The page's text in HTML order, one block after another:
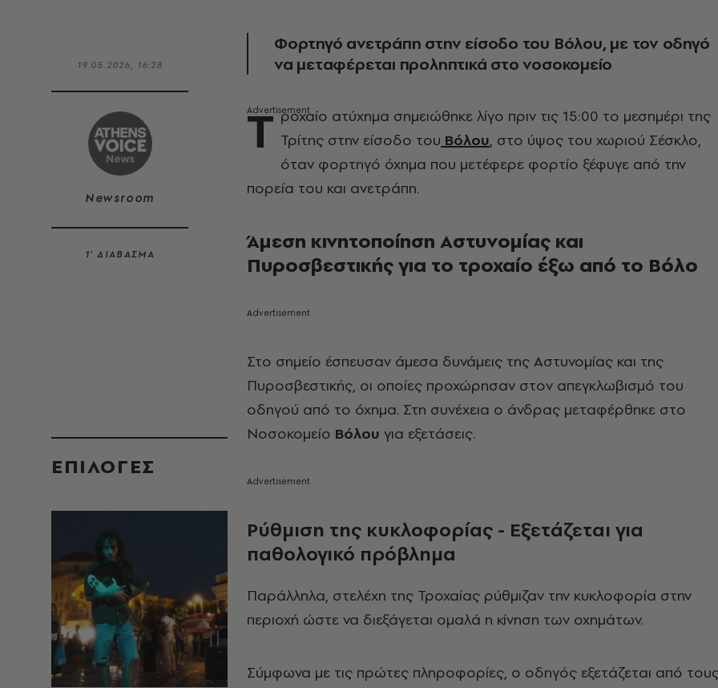
19.05.2026, 16:28
Newsroom
1’ ΔΙΑΒΑΣΜΑ
EΠΙΛΟΓΈΣ
Φορτηγό ανετράπη στην είσοδο του Βόλου, με τον οδηγό
να μεταφέρεται προληπτικά στο νοσοκομείο
Τ ροχαίο ατύχημα σημειώθηκε λίγο πριν τις 15:00 το μεσημέρι της
Τρίτης στην είσοδο του Βόλου, στο ύψος του χωριού Σέσκλο,
όταν φορτηγό όχημα που μετέφερε φορτίο ξέφυγε από την
πορεία του και ανετράπη.
Άμεση κινητοποίηση Αστυνομίας και
Πυροσβεστικής για το τροχαίο έξω από το Βόλο
Στο σημείο έσπευσαν άμεσα δυνάμεις της Αστυνομίας και της
Πυροσβεστικής, οι οποίες προχώρησαν στον απεγκλωβισμό του
οδηγού από το όχημα. Στη συνέχεια ο άνδρας μεταφέρθηκε στο
Νοσοκομείο Βόλου για εξετάσεις.
Ρύθμιση της κυκλοφορίας - Εξετάζεται για
παθολογικό πρόβλημα
Παράλληλα, στελέχη της Τροχαίας ρύθμιζαν την κυκλοφορία στην
περιοχή ώστε να διεξάγεται ομαλά η κίνηση των οχημάτων.
Σύμφωνα με τις πρώτες πληροφορίες, ο οδηγός εξετάζεται από